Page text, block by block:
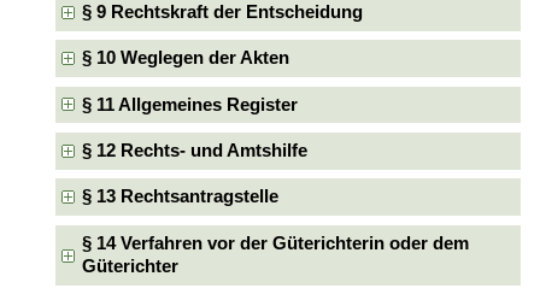
§ 9 Rechtskraft der Entscheidung
§ 10 Weglegen der Akten
§ 11 Allgemeines Register
§ 12 Rechts- und Amtshilfe
§ 13 Rechtsantragstelle
§ 14 Verfahren vor der Güterichterin oder dem
Güterichter